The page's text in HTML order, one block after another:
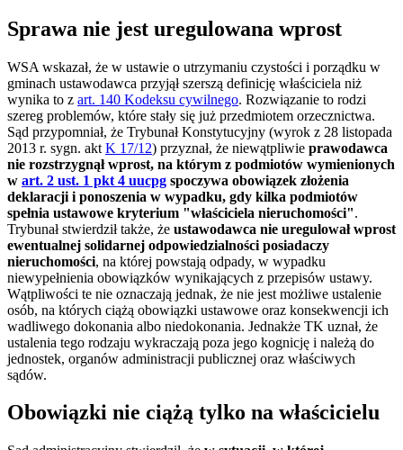
Sprawa nie jest uregulowana wprost
WSA wskazał, że w ustawie o utrzymaniu czystości i porządku w
gminach ustawodawca przyjął szerszą definicję właściciela niż
wynika to z art. 140 Kodeksu cywilnego. Rozwiązanie to rodzi
szereg problemów, które stały się już przedmiotem orzecznictwa.
Sąd przypomniał, że Trybunał Konstytucyjny (wyrok z 28 listopada
2013 r. sygn. akt K 17/12) przyznał, że niewątpliwie prawodawca
nie rozstrzygnął wprost, na którym z podmiotów wymienionych
w art. 2 ust. 1 pkt 4 uucpg spoczywa obowiązek złożenia
deklaracji i ponoszenia w wypadku, gdy kilka podmiotów
spełnia ustawowe kryterium "właściciela nieruchomości".
Trybunał stwierdził także, że ustawodawca nie uregulował wprost
ewentualnej solidarnej odpowiedzialności posiadaczy
nieruchomości, na której powstają odpady, w wypadku
niewypełnienia obowiązków wynikających z przepisów ustawy.
Wątpliwości te nie oznaczają jednak, że nie jest możliwe ustalenie
osób, na których ciążą obowiązki ustawowe oraz konsekwencji ich
wadliwego dokonania albo niedokonania. Jednakże TK uznał, że
ustalenia tego rodzaju wykraczają poza jego kognicję i należą do
jednostek, organów administracji publicznej oraz właściwych
sądów.
Obowiązki nie ciążą tylko na właścicielu